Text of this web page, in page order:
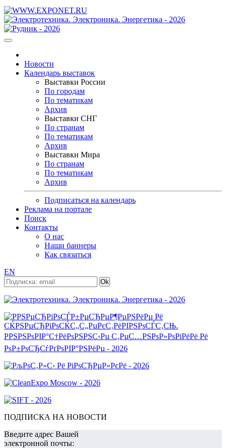
Новости
Календарь выставок
Выставки России
По городам
По тематикам
Архив
Выставки СНГ
По странам
По тематикам
Архив
Выставки Мира
По странам
По тематикам
Архив
Подписаться на календарь
Реклама на портале
Поиск
Контакты
О нас
Наши баннеры
Как связаться
EN
ПОДПИСКА НА НОВОСТИ
Введите адрес Вашей
электронной почты: